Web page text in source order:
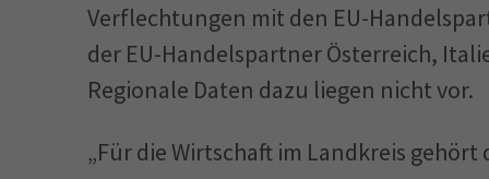
Verflechtungen mit den EU-
der EU-Handelspartner Österreich,
Regionale Daten dazu liegen nicht vor.
„Für die Wirtschaft im Landkreis gehört